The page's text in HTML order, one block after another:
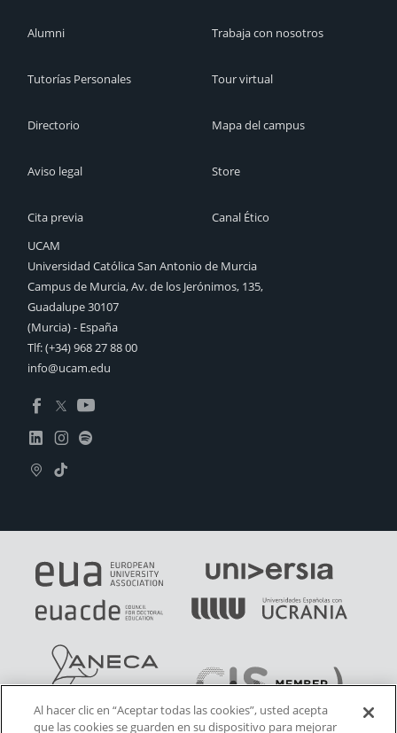
Alumni
Tutorías Personales
Directorio
Aviso legal
Cita previa
Trabaja con nosotros
Tour virtual
Mapa del campus
Store
Canal Ético
UCAM
Universidad Católica San Antonio de Murcia
Campus de Murcia, Av. de los Jerónimos, 135,
Guadalupe 30107
(Murcia) - España
Tlf:(+34) 968 27 88 00
info@ucam.edu
Al hacer clic en “Aceptar todas las cookies”, usted acepta
que las cookies se guarden en su dispositivo para mejorar